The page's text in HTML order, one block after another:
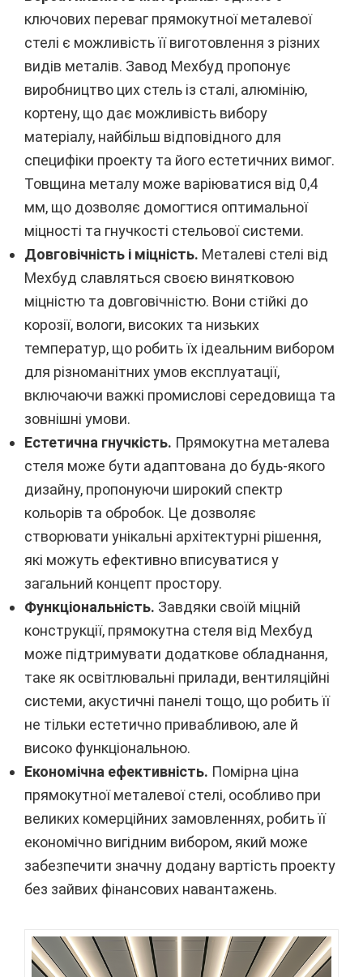
ключових переваг прямокутної металевої
стелі є можливість її виготовлення з різних
видів металів. Завод Мехбуд пропонує
виробництво цих стель із сталі, алюмінію,
кортену, що дає можливість вибору
матеріалу, найбільш відповідного для
специфіки проекту та його естетичних вимог.
Товщина металу може варіюватися від 0,4
мм, що дозволяє домогтися оптимальної
міцності та гнучкості стельової системи.
Довговічність і міцність. Металеві стелі від
Мехбуд славляться своєю винятковою
міцністю та довговічністю. Вони стійкі до
корозії, вологи, високих та низьких
температур, що робить їх ідеальним вибором
для різноманітних умов експлуатації,
включаючи важкі промислові середовища та
зовнішні умови.
Естетична гнучкість. Прямокутна металева
стеля може бути адаптована до будь-якого
дизайну, пропонуючи широкий спектр
кольорів та обробок. Це дозволяє
створювати унікальні архітектурні рішення,
які можуть ефективно вписуватися у
загальний концепт простору.
Функціональність. Завдяки своїй міцній
конструкції, прямокутна стеля від Мехбуд
може підтримувати додаткове обладнання,
таке як освітлювальні прилади, вентиляційні
системи, акустичні панелі тощо, що робить її
не тільки естетично привабливою, але й
високо функціональною.
Економічна ефективність. Помірна ціна
прямокутної металевої стелі, особливо при
великих комерційних замовленнях, робить її
економічно вигідним вибором, який може
забезпечити значну додану вартість проекту
без зайвих фінансових навантажень.